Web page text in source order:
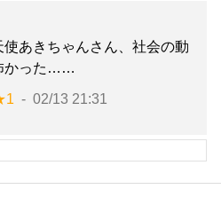
使あきちゃんさん、社会の動
かった……
02/13 21:31